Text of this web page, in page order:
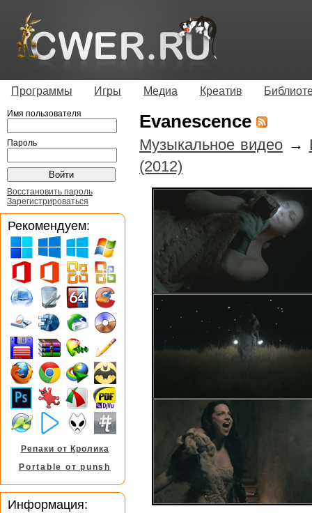
Программы Игры Медиа Креатив
Evanescence
Музыкальное видео→
(2012)
Имя пользователя
Пароль
Восстановить пароль
Зарегистрироваться
Рекомендуем:
Репаки от Кролика
Portable от punsh
Информация: